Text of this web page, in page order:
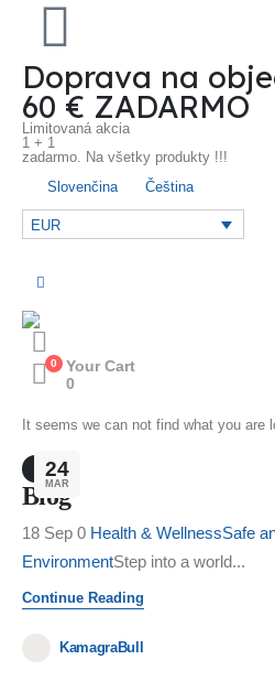
Doprava na
60 € ZADARMO
Limitovaná akcia
1 + 1
zadarmo. Na všetky produkty !!!
Slovenčina
Čeština
EUR
0
Your Cart
0
It seems we can not find what you are
24
MAR
Blog
18 Sep 0 Health & WellnessSafe
EnvironmentStep into a world...
Continue Reading
KamagraBull